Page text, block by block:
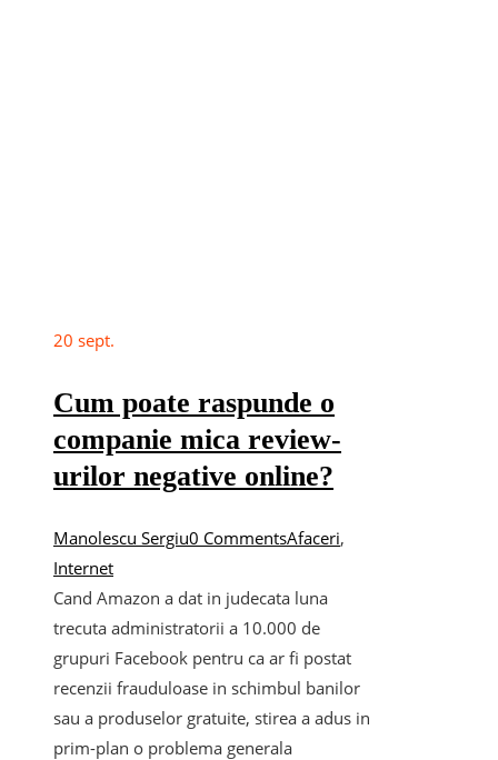
20 sept.
Cum poate raspunde o
companie mica review-
urilor negative online?
Manolescu Sergiu0 CommentsAfaceri,
Internet
Cand Amazon a dat in judecata luna
trecuta administratorii a 10.000 de
grupuri Facebook pentru ca ar fi postat
recenzii frauduloase in schimbul banilor
sau a produselor gratuite, stirea a adus in
prim-plan o problema generala